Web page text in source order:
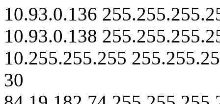
10.93.0.136
10.93.0.138
10.255.255.255
30